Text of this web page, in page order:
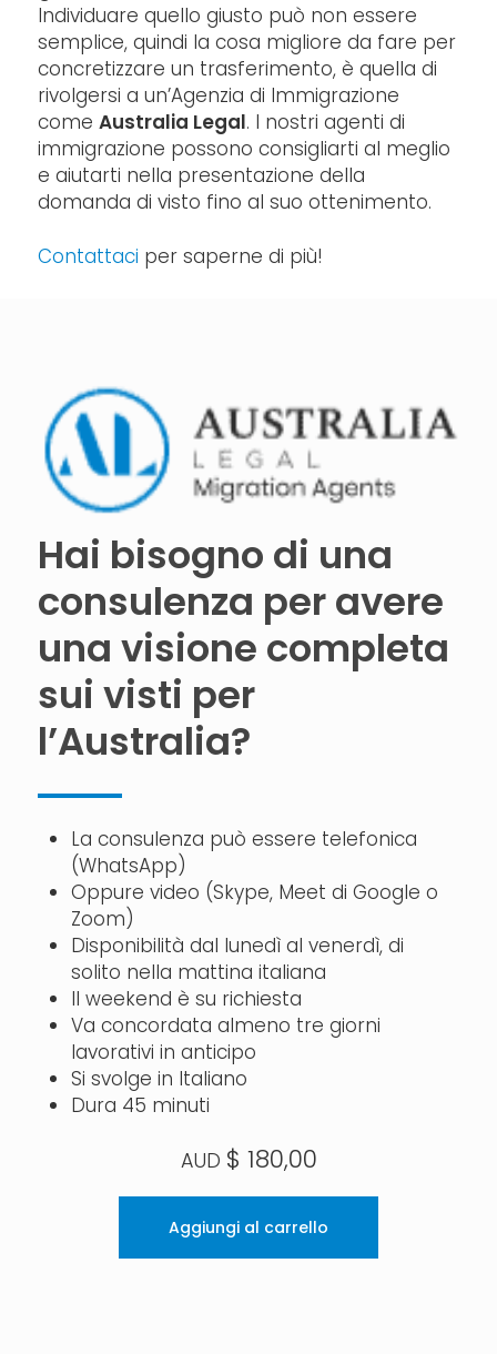
Individuare quello giusto può non essere
semplice, quindi la cosa migliore da fare per
concretizzare un trasferimento, è quella di
rivolgersi a un’Agenzia di Immigrazione
comeAustralia Legal. I nostri agenti di
immigrazione possono consigliarti al meglio
e aiutarti nella presentazione della
domanda di visto fino al suo ottenimento.
Contattaci per saperne di più!
Hai bisogno di una
consulenza per avere
una visione completa
sui visti per
l’Australia?
La consulenza può essere telefonica
(WhatsApp)
Oppure video (Skype, Meet di Google o
Zoom)
Disponibilità dal lunedì al venerdì, di
solito nella mattina italiana
Il weekend è su richiesta
Va concordata almeno tre giorni
lavorativi in anticipo
Si svolge in Italiano
Dura 45 minuti
$ 180,00
Aggiungi al carrello